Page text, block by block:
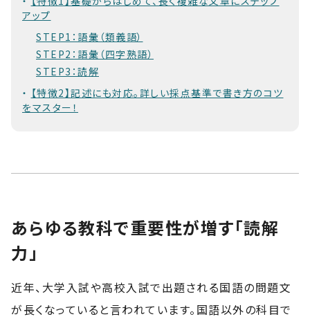
アップ
STEP1：語彙（類義語）
STEP2：語彙（四字熟語）
STEP3：読解
【特徴2】記述にも対応。詳しい採点基準で書き方のコツ
をマスター！
あらゆる教科で重要性が増す「読解
力」
近年、大学入試や高校入試で出題される国語の問題文
が長くなっていると言われています。国語以外の科目で